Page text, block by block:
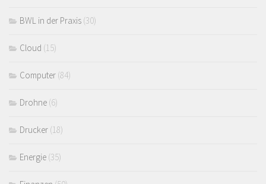
BWL in der Praxis (30)
Cloud (15)
Computer (84)
Drohne (6)
Drucker (18)
Energie (35)